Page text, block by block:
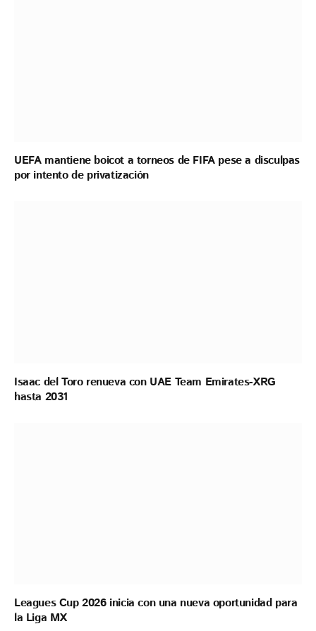
UEFA mantiene boicot a torneos de FIFA pese a disculpas
por intento de privatización
Isaac del Toro renueva con UAE Team Emirates-XRG
hasta 2031
Leagues Cup 2026 inicia con una nueva oportunidad para
la Liga MX